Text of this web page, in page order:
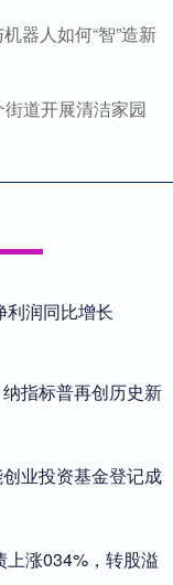
器人如何“智”造新
街道开展清洁家园
利润同比增长
指标普再创历史新
业投资基金登记成
涨034%，转股溢